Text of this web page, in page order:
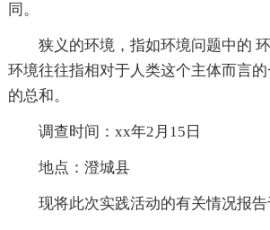
同。
狭义的环境，指如环境问题中的
环境往往指相对于人类这个主体而言
的总和。
调查时间：xx年2月15日
地点：澄城县
现将此次实践活动的有关情况报告